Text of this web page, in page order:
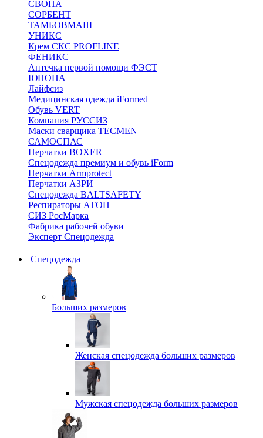
СВОНА
СОРБЕНТ
ТАМБОВМАШ
УНИКС
Крем СКС PROFLINE
ФЕНИКС
Аптечка первой помощи ФЭСТ
ЮНОНА
Лайфсиз
Медицинская одежда iFormed
Обувь VERT
Компания РУССИЗ
Маски сварщика TECMEN
САМОСПАС
Перчатки BOXER
Спецодежда премиум и обувь iForm
Перчатки Armprotect
Перчатки АЗРИ
Спецодежда BALTSAFETY
Респираторы АТОН
СИЗ РосМарка
Фабрика рабочей обуви
Эксперт Спецодежда
Спецодежда
Больших размеров
Женская спецодежда больших размеров
Мужская спецодежда больших размеров